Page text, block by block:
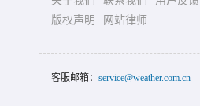
版权声明
网站律师
客服邮箱： service@weather.com.cn